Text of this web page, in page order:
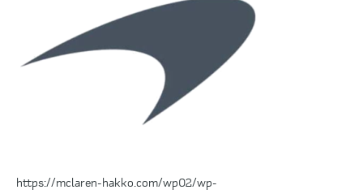
https://mclaren-hakko.com/wp02/wp-